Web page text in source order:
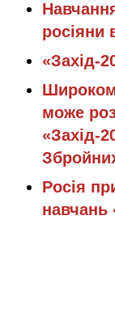
росіяни
«Захід-
може
«Захід-
Росія
навчань